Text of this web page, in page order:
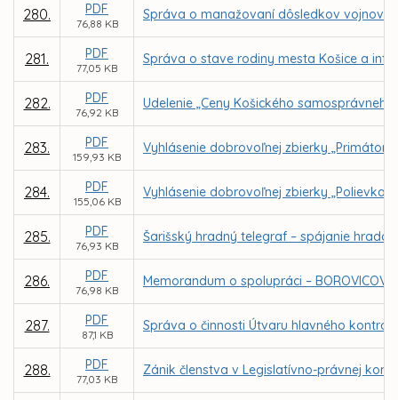
280. PDF
76,88 KB
Správa o manažovaní dôsledkov
281. PDF
77,05 KB
Správa o stave rodiny mesta Košice a
282. PDF
76,92 KB
Udelenie „Ceny Košického samosprávneho
283. PDF
159,93 KB
Vyhlásenie dobrovoľnej zbierky
284. PDF
155,06 KB
Vyhlásenie dobrovoľnej zbierky „Polievka
285. PDF
76,93 KB
Šarišský hradný telegraf – spájanie
286. PDF
76,98 KB
Memorandum o spolupráci – BOROVICOVÝ
287. PDF
87,1 KB
Správa o činnosti Útvaru hlavného
288. PDF
77,03 KB
Zánik členstva v Legislatívno-právnej